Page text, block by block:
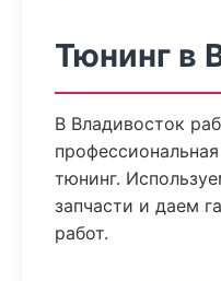
Тюнинг в
В Владивосток
тюнинг.
запчасти и даем
работ.